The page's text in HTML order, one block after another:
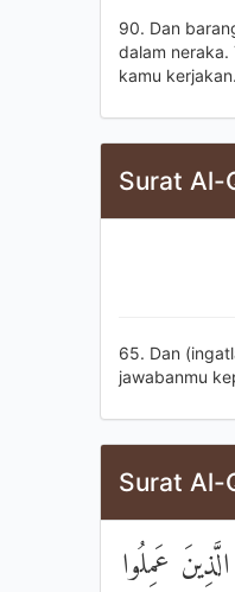
90. Dan
dalam neraka.
kamu kerjakan.
Surat Al-
65. Dan
jawabanmu
Surat Al-
عَمِلُوا